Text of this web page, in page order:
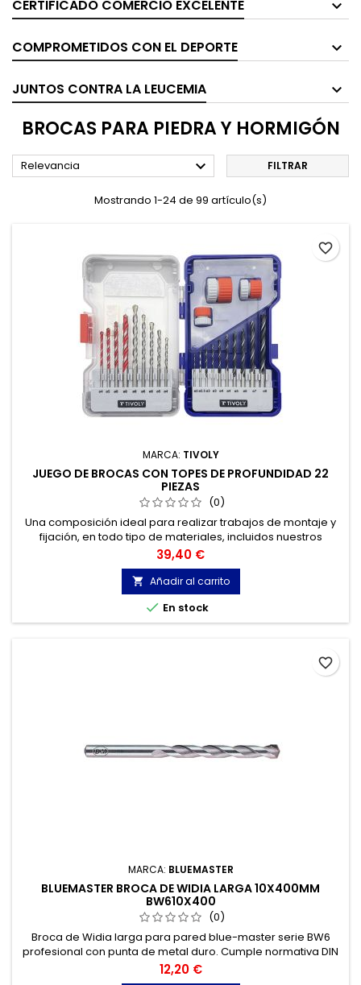
CERTIFICADO COMERCIO EXCELENTE
COMPROMETIDOS CON EL DEPORTE
JUNTOS CONTRA LA LEUCEMIA
BROCAS PARA PIEDRA Y HORMIGÓN
Relevancia  FILTRAR
Mostrando 1-24 de 99 artículo(s)
MARCA: TIVOLY
JUEGO DE BROCAS CON TOPES DE PROFUNDIDAD 22
PIEZAS
(0)
Una composición ideal para realizar trabajos de montaje y
fijación, en todo tipo de materiales, incluidos nuestros
nuevos topes de profundidad.
Precio
39,40 €
 Añadir al carrito
 En stock
favorite_border
MARCA: BLUEMASTER
BLUEMASTER BROCA DE WIDIA LARGA 10X400MM
BW610X400
(0)
Broca de Widia larga para pared blue-master serie BW6
profesional con punta de metal duro. Cumple normativa DIN
8039. Broca widia para Hormigón, Granito, Ladrillo, Piedra...
Cabeza de metal duro de tres cortes.
Precio
12,20 €
favorite_border